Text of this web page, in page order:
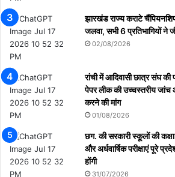
झारखंड राज्य कराटे
जलवा, सभी 6 प्रतिभागियों ने
02/08/2026
रांची में आदिवासी छात्र संघ
पेपर लीक की उच्चस्तरीय
करने की मांग
01/08/2026
छग. की सरकारी स्कूलों की
और अर्धवार्षिक परीक्षाएं पूरे
होंगी
31/07/2026